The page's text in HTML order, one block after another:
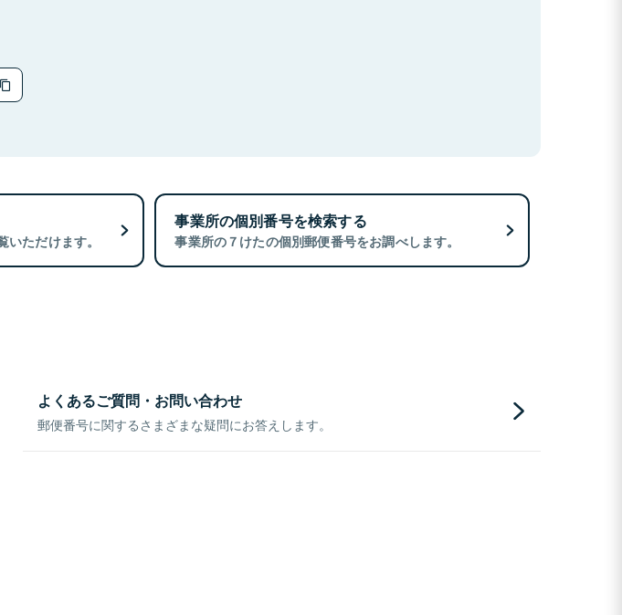
ただけます。
事業所の個別番号を検索する
事業所の７けたの個別郵便番号をお調べします。
よくあるご質問・お問い合わせ
郵便番号に関するさまざまな疑問にお答えします。